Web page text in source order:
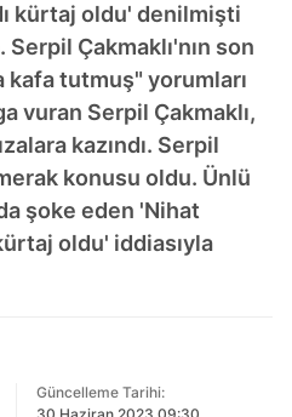
kürtaj oldu' denilmişti
Çakmaklı'nın son
kafa tutmuş" yorumları
vuran Serpil Çakmaklı,
kazındı. Serpil
konusu oldu. Ünlü
şoke eden 'Nihat
oldu' iddiasıyla
Güncelleme Tarihi: